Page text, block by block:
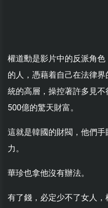
權道勳是影片中的反派角
的人，憑藉着自己在法律
統的高層，操控著許多見
500億的驚天財富。
這就是韓國的財閥，他們
力。
華珍也拿他沒有辦法。
有了錢，必定少不了女人，